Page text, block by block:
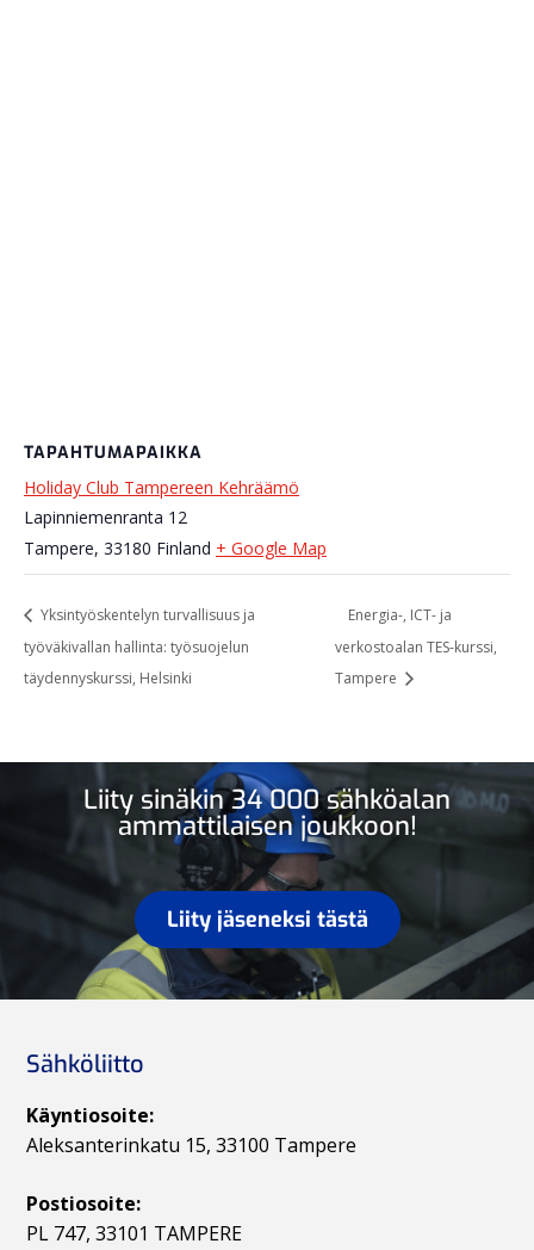
TAPAHTUMAPAIKKA
Holiday Club Tampereen Kehräämö
Lapinniemenranta 12
Tampere, 33180 Finland + Google Map
Yksintyöskentelyn turvallisuus ja
työväkivallan hallinta: työsuojelun
täydennyskurssi, Helsinki
Energia-, ICT- ja
verkostoalan TES-kurssi,
Tampere
Liity sinäkin 34 000 sähköalan
ammattilaisen joukkoon!
Liity jäseneksi tästä
Sähköliitto
Käyntiosoite:
Aleksanterinkatu 15, 33100 Tampere
Postiosoite:
PL 747, 33101 TAMPERE